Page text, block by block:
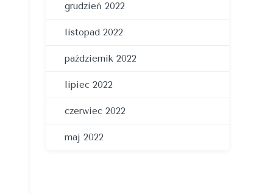
grudzień 2022
listopad 2022
październik 2022
lipiec 2022
czerwiec 2022
maj 2022